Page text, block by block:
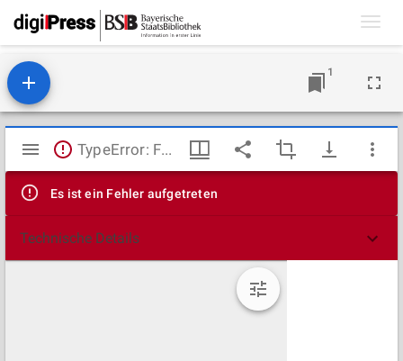
1
Mirador
Viewer
TypeError: Failed to fetch
Es ist ein Fehler aufgetreten
Technische Details